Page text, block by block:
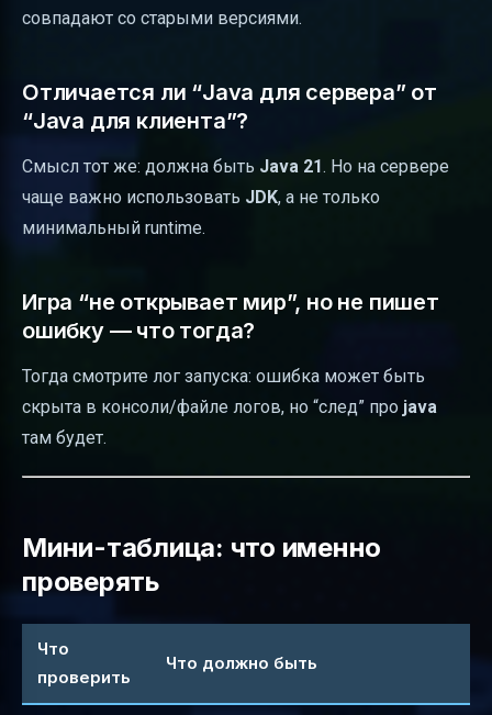
совпадают со старыми версиями.
Отличается ли “Java для сервера” от
“Java для клиента”?
Смысл тот же: должна быть Java 21. Но на сервере
чаще важно использовать JDK, а не только
минимальный runtime.
Игра “не открывает мир”, но не пишет
ошибку — что тогда?
Тогда смотрите лог запуска: ошибка может быть
скрыта в консоли/файле логов, но “след” про java
там будет.
Мини-таблица: что именно
проверять
Что
проверить
Что должно быть